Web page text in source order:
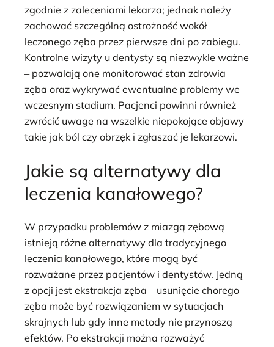
zgodnie z zaleceniami lekarza; jednak należy
zachować szczególną ostrożność wokół
leczonego zęba przez pierwsze dni po zabiegu.
Kontrolne wizyty u dentysty są niezwykle ważne
– pozwalają one monitorować stan zdrowia
zęba oraz wykrywać ewentualne problemy we
wczesnym stadium. Pacjenci powinni również
zwrócić uwagę na wszelkie niepokojące objawy
takie jak ból czy obrzęk i zgłaszać je lekarzowi.
Jakie są alternatywy dla
leczenia kanałowego?
W przypadku problemów z miazgą zębową
istnieją różne alternatywy dla tradycyjnego
leczenia kanałowego, które mogą być
rozważane przez pacjentów i dentystów. Jedną
z opcji jest ekstrakcja zęba – usunięcie chorego
zęba może być rozwiązaniem w sytuacjach
skrajnych lub gdy inne metody nie przynoszą
efektów. Po ekstrakcji można rozważyć